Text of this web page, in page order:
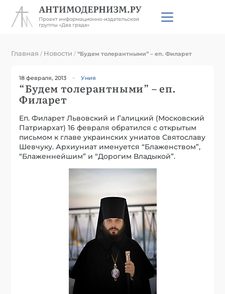
Главная / Новости /“Будем толерантными” – еп. Филарет
18 февраля, 2013 Уния
“Будем толерантными” – еп.
Филарет
Еп. Филарет Львовский и Галицкий (Московский
Патриархат) 16 февраля обратился с открытым
письмом к главе украинских униатов Святославу
Шевчуку. Архиуниат именуется “Блаженством”,
“Блаженнейшим” и “Дорогим Владыкой”.